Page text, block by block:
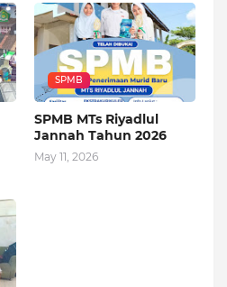
SPMB
SPMB MTs Riyadlul
Jannah Tahun 2026
May 11, 2026